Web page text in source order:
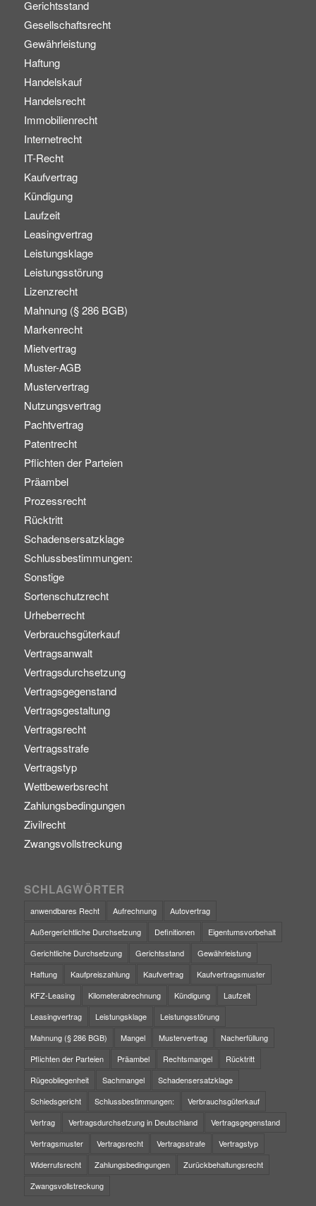
Gerichtsstand
Gesellschaftsrecht
Gewährleistung
Haftung
Handelskauf
Handelsrecht
Immobilienrecht
Internetrecht
IT-Recht
Kaufvertrag
Kündigung
Laufzeit
Leasingvertrag
Leistungsklage
Leistungsstörung
Lizenzrecht
Mahnung (§ 286 BGB)
Markenrecht
Mietvertrag
Muster-AGB
Mustervertrag
Nutzungsvertrag
Pachtvertrag
Patentrecht
Pflichten der Parteien
Präambel
Prozessrecht
Rücktritt
Schadensersatzklage
Schlussbestimmungen:
Sonstige
Sortenschutzrecht
Urheberrecht
Verbrauchsgüterkauf
Vertragsanwalt
Vertragsdurchsetzung
Vertragsgegenstand
Vertragsgestaltung
Vertragsrecht
Vertragsstrafe
Vertragstyp
Wettbewerbsrecht
Zahlungsbedingungen
Zivilrecht
Zwangsvollstreckung
SCHLAGWÖRTER
anwendbares Recht Aufrechnung
Autovertrag
Außergerichtliche Durchsetzung
Definitionen
Eigentumsvorbehalt
Gerichtliche Durchsetzung
Gerichtsstand
Gewährleistung
Haftung
Kaufpreiszahlung Kaufvertrag
Kaufvertragsmuster
KFZ-Leasing
Kilometerabrechnung Kündigung
Laufzeit
Leasingvertrag
Leistungsklage
Leistungsstörung
Mahnung (§ 286 BGB)
Mangel Mustervertrag
Nacherfüllung
Pflichten der Parteien
Präambel Rechtsmangel
Rücktritt
Rügeobliegenheit
Sachmangel
Schadensersatzklage
Schiedsgericht
Schlussbestimmungen:
Verbrauchsgüterkauf
Vertrag
Vertragsdurchsetzung in Deutschland
Vertragsgegenstand
Vertragsmuster
Vertragsrecht Vertragsstrafe
Vertragstyp
Widerrufsrecht
Zahlungsbedingungen
Zurückbehaltungsrecht
Zwangsvollstreckung